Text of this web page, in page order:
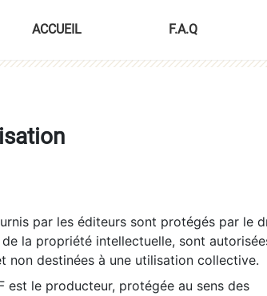
ACCUEIL F.A.Q
par les éditeurs sont protégés par le
la propriété intellectuelle, sont
destinées à une utilisation collective.
est le producteur, protégée au sens des